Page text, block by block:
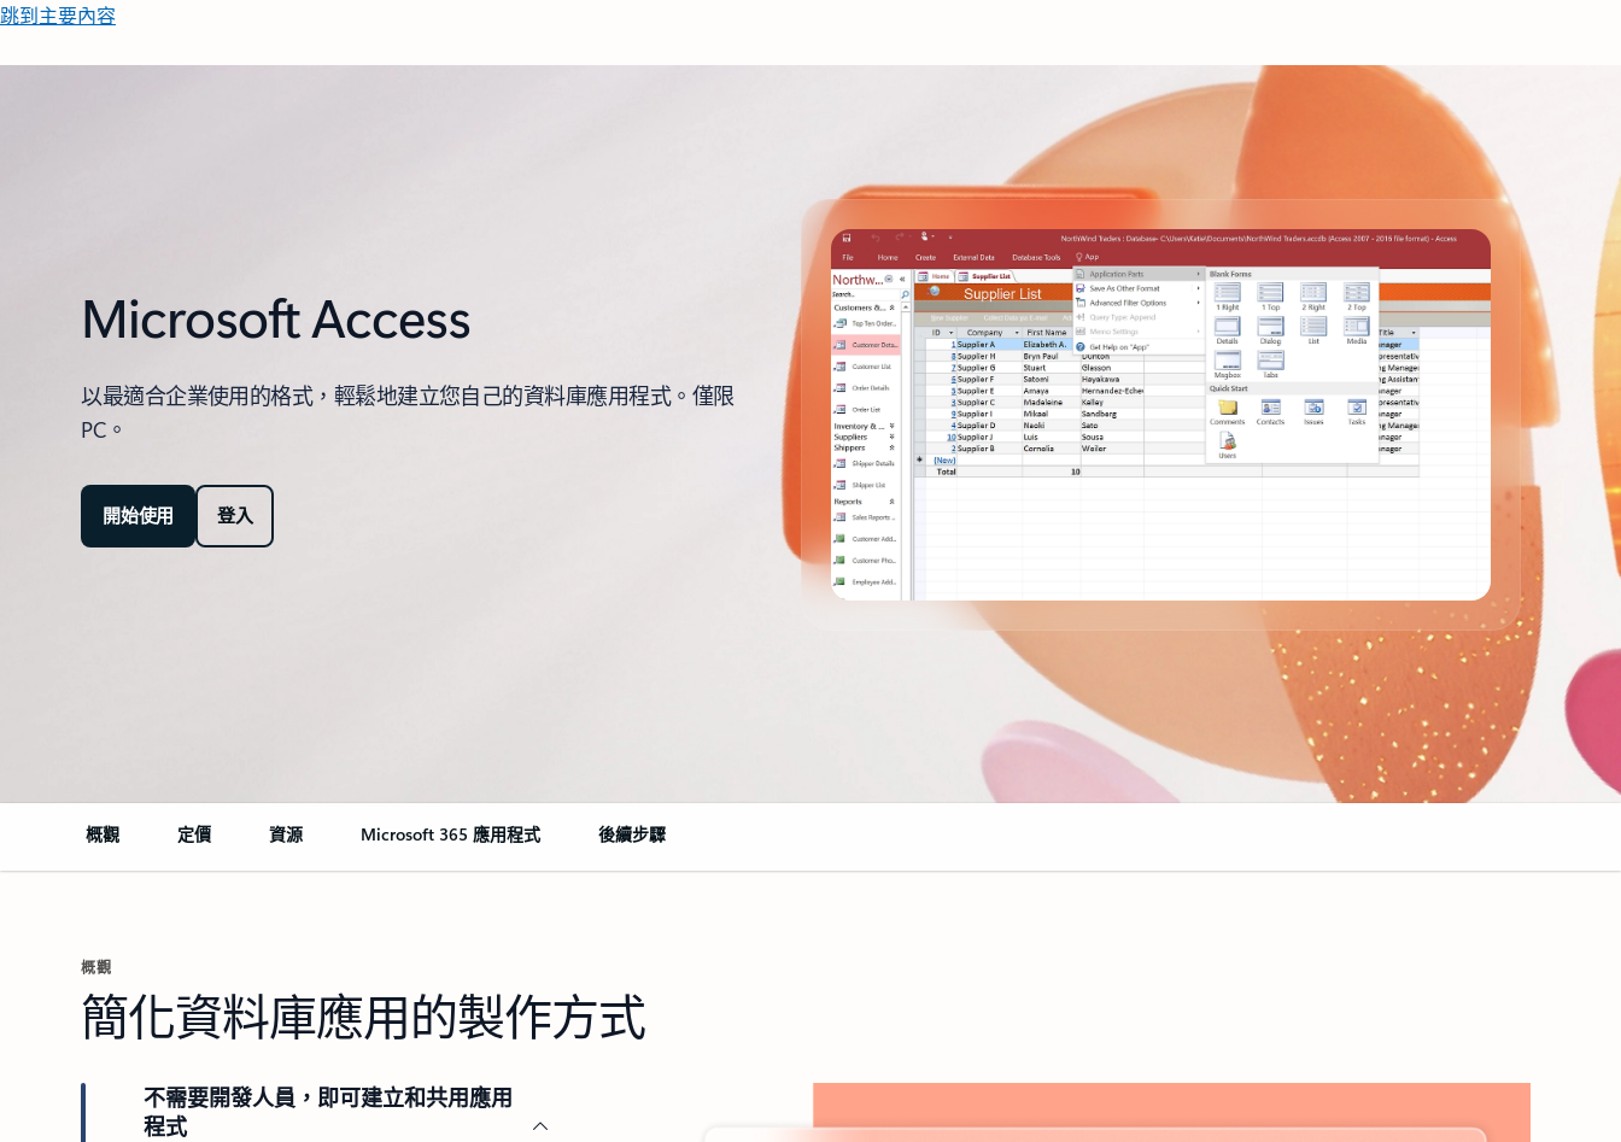
跳到主要內容
Microsoft Access
以最適合企業使用的格式，輕鬆地建立您自己的資料庫應用程式。僅限
PC。
開始使用 登入
概觀 定價 資源 Microsoft 365 應用程式 後續步驟
概觀
簡化資料庫應用的製作方式
不需要開發人員，即可建立和共用應用
程式